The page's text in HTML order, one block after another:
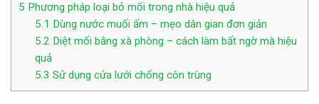
5 Phương pháp loại bỏ mối trong nhà hiệu quả
5.1 Dùng nước muối ấm – mẹo dân gian đơn giản
5.2 Diệt mối bằng xà phòng – cách làm bất ngờ mà hiệu
quả
5.3 Sử dụng cửa lưới chống côn trùng